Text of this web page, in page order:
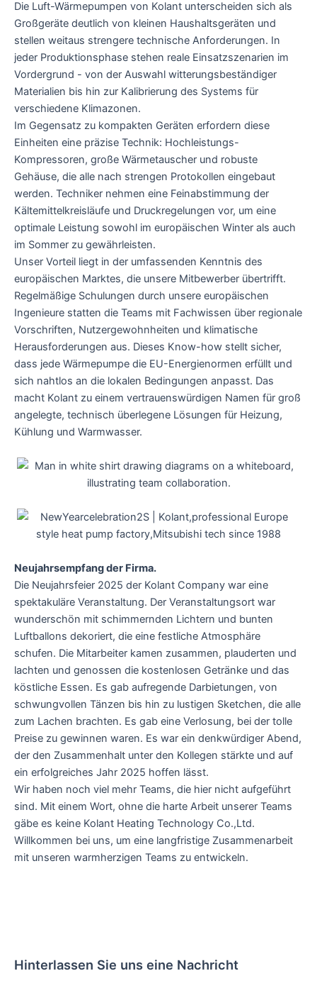
Die Luft-Wärmepumpen von Kolant unterscheiden sich als
Großgeräte deutlich von kleinen Haushaltsgeräten und
stellen weitaus strengere technische Anforderungen. In
jeder Produktionsphase stehen reale Einsatzszenarien im
Vordergrund - von der Auswahl witterungsbeständiger
Materialien bis hin zur Kalibrierung des Systems für
verschiedene Klimazonen.
Im Gegensatz zu kompakten Geräten erfordern diese
Einheiten eine präzise Technik: Hochleistungs-
Kompressoren, große Wärmetauscher und robuste
Gehäuse, die alle nach strengen Protokollen eingebaut
werden. Techniker nehmen eine Feinabstimmung der
Kältemittelkreisläufe und Druckregelungen vor, um eine
optimale Leistung sowohl im europäischen Winter als auch
im Sommer zu gewährleisten.
Unser Vorteil liegt in der umfassenden Kenntnis des
europäischen Marktes, die unsere Mitbewerber übertrifft.
Regelmäßige Schulungen durch unsere europäischen
Ingenieure statten die Teams mit Fachwissen über regionale
Vorschriften, Nutzergewohnheiten und klimatische
Herausforderungen aus. Dieses Know-how stellt sicher,
dass jede Wärmepumpe die EU-Energienormen erfüllt und
sich nahtlos an die lokalen Bedingungen anpasst. Das
macht Kolant zu einem vertrauenswürdigen Namen für groß
angelegte, technisch überlegene Lösungen für Heizung,
Kühlung und Warmwasser.
Neujahrsempfang der Firma.
Die Neujahrsfeier 2025 der Kolant Company war eine
spektakuläre Veranstaltung. Der Veranstaltungsort war
wunderschön mit schimmernden Lichtern und bunten
Luftballons dekoriert, die eine festliche Atmosphäre
schufen. Die Mitarbeiter kamen zusammen, plauderten und
lachten und genossen die kostenlosen Getränke und das
köstliche Essen. Es gab aufregende Darbietungen, von
schwungvollen Tänzen bis hin zu lustigen Sketchen, die alle
zum Lachen brachten. Es gab eine Verlosung, bei der tolle
Preise zu gewinnen waren. Es war ein denkwürdiger Abend,
der den Zusammenhalt unter den Kollegen stärkte und auf
ein erfolgreiches Jahr 2025 hoffen lässt.
Wir haben noch viel mehr Teams, die hier nicht aufgeführt
sind. Mit einem Wort, ohne die harte Arbeit unserer Teams
gäbe es keine Kolant Heating Technology Co.,Ltd.
Willkommen bei uns, um eine langfristige Zusammenarbeit
mit unseren warmherzigen Teams zu entwickeln.
Hinterlassen Sie uns eine Nachricht